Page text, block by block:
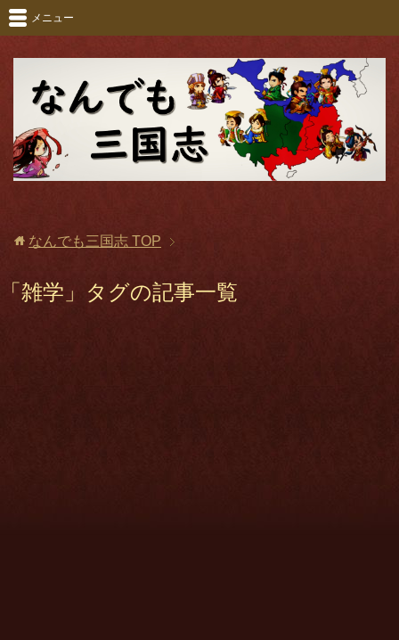
メニュー
なんでも三国志 TOP
「雑学」タグの記事一覧